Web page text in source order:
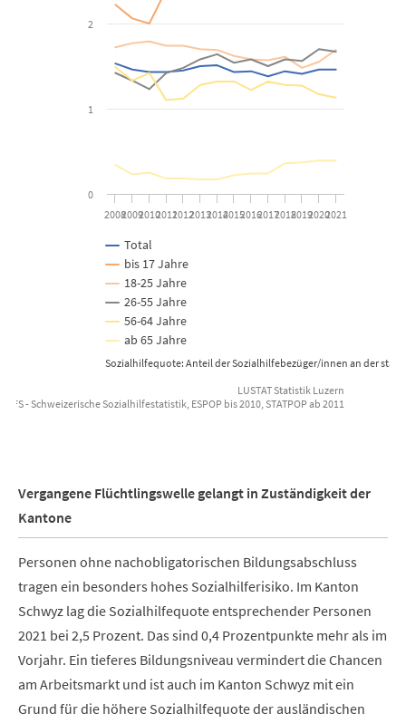
View as data table, Sozialhilfequote der
The chart has 1 X axis displaying categories.
The chart has 1 Y axis displaying Prozent. Data ranges from 0.17
Sozialhilfequote: Anteil der Sozialhilfebezüger/innen an der
Total
bis 17 Jahre
18-25 Jahre
26-55 Jahre
56-64 Jahre
ab 65 Jahre
20082009201020112012201320142015201620172018201920202021
0
1
2
LUSTAT Statistik Luzern
- Schweizerische Sozialhilfestatistik, ESPOP bis 2010, STATPOP ab 2011
Vergangene Flüchtlingswelle gelangt in Zuständigkeit der
Kantone
Personen ohne nachobligatorischen Bildungsabschluss
tragen ein besonders hohes Sozialhilferisiko. Im Kanton
Schwyz lag die Sozialhilfequote entsprechender Personen
2021 bei 2,5 Prozent. Das sind 0,4 Prozentpunkte mehr als im
Vorjahr. Ein tieferes Bildungsniveau vermindert die Chancen
am Arbeitsmarkt und ist auch im Kanton Schwyz mit ein
Grund für die höhere Sozialhilfequote der ausländischen